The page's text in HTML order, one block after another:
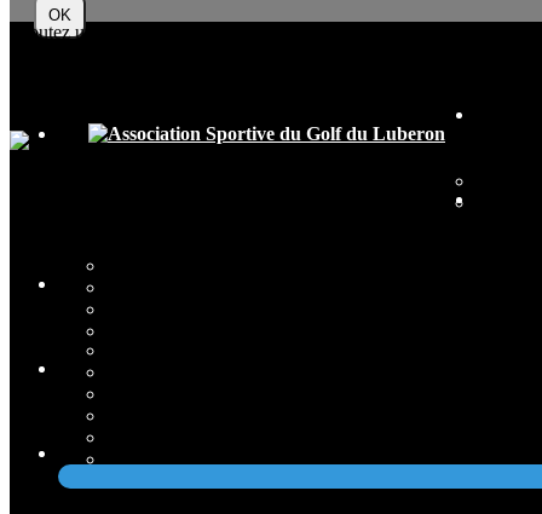
OK
Ajoutez un logo, un bouton, des réseaux sociaux